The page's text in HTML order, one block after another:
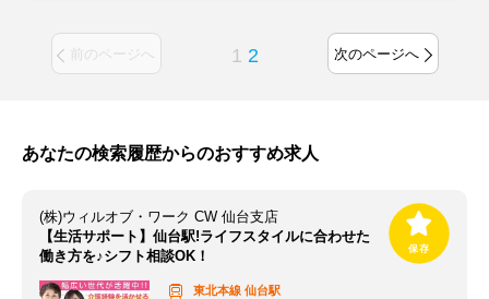
前のページへ 1 2 次のページへ
あなたの検索履歴からのおすすめ求人
(株)ウィルオブ・ワーク CW 仙台支店
【生活サポート】仙台駅!ライフスタイルに合わせた
働き方を♪シフト相談OK！
東北本線 仙台駅